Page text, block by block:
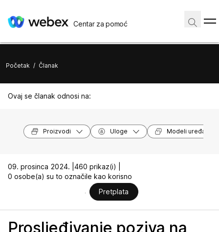
Centar za pomoć
Početak / Članak
Ovaj se članak odnosi na:
Proizvodi Uloge Modeli uređaja
09. prosinca 2024. | 460 prikaz(i) |
0 osobe(a) su to označile kao korisno
Pretplata
Prosljeđivanje poziva na